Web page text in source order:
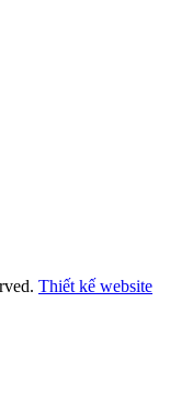
Thiết kế website